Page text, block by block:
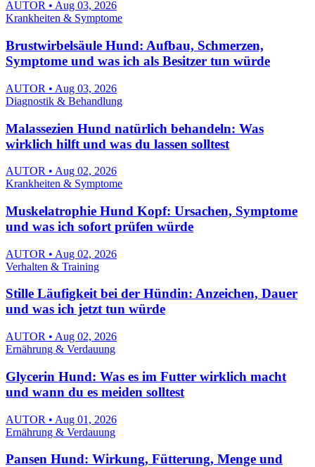
AUTOR • Aug 03, 2026
Krankheiten & Symptome
Brustwirbelsäule Hund: Aufbau, Schmerzen,
Symptome und was ich als Besitzer tun würde
AUTOR • Aug 03, 2026
Diagnostik & Behandlung
Malassezien Hund natürlich behandeln: Was
wirklich hilft und was du lassen solltest
AUTOR • Aug 02, 2026
Krankheiten & Symptome
Muskelatrophie Hund Kopf: Ursachen, Symptome
und was ich sofort prüfen würde
AUTOR • Aug 02, 2026
Verhalten & Training
Stille Läufigkeit bei der Hündin: Anzeichen, Dauer
und was ich jetzt tun würde
AUTOR • Aug 02, 2026
Ernährung & Verdauung
Glycerin Hund: Was es im Futter wirklich macht
und wann du es meiden solltest
AUTOR • Aug 01, 2026
Ernährung & Verdauung
Pansen Hund: Wirkung, Fütterung, Menge und